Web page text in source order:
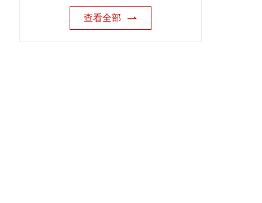
查看全部